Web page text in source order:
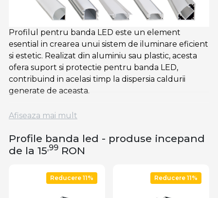
Profilul pentru banda LED este un element
esential in crearea unui sistem de iluminare eficient
si estetic. Realizat din aluminiu sau plastic, acesta
ofera suport si protectie pentru banda LED,
contribuind in acelasi timp la dispersia caldurii
generate de aceasta.
Exista o varietate de tipuri de profil banda led
disponibile pe piata, profilele incastrate sau aplicate,
fiecare adaptat pentru diverse aplicatii si nevoi de
design.
Profilul pentrubanda LED
aplicat se monteaza de
obicei pe suprafete plane si accesibile, cum ar fi
Afiseaza mai mult
Profile banda led - produse incepand
de la 15,99 RON
Reducere 11% Reducere 11%